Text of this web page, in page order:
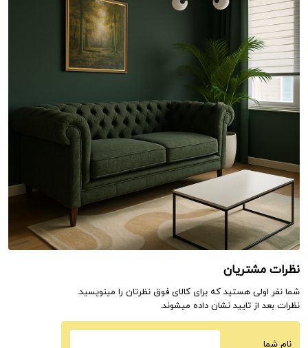
نظرات مشتریان
شما نفر اولی هستید که برای کالای فوق نظرتان را مینویسید.
نظرات بعد از تایید نشان داده میشوند.
نام شما